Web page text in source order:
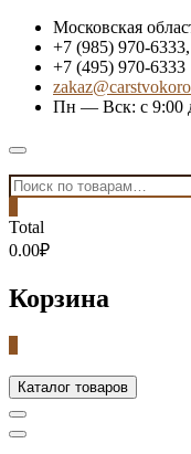
Skip
content
Московская
+7 (985) 970-6333,
+7 (495) 970-6333
Пн — Вск: с 9:00
Topbar
Menu
Искать:
Total
0.00₽
Корзина
Каталог товаров